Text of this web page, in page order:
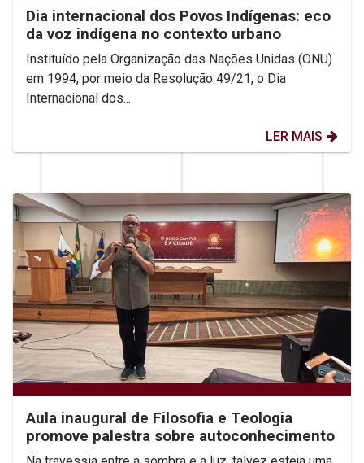
Dia internacional dos Povos Indígenas: eco
da voz indígena no contexto urbano
Instituído pela Organização das Nações Unidas (ONU)
em 1994, por meio da Resolução 49/21, o Dia
Internacional dos...
LER MAIS
Aula inaugural de Filosofia e Teologia
promove palestra sobre autoconhecimento